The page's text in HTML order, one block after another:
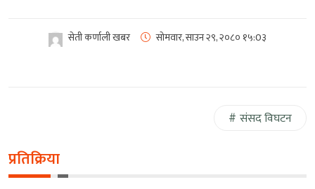
सेती कर्णाली खबर सोमवार, साउन २९, २०८० १५:0३
संसद विघटन
प्रतिक्रिया